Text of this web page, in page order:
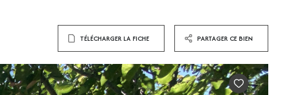
TÉLÉCHARGER LA FICHE PARTAGER CE BIEN